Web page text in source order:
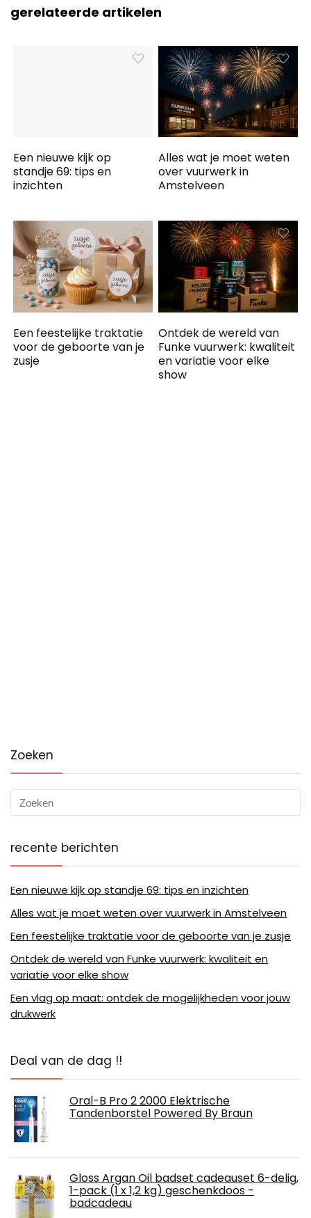
gerelateerde artikelen
Een nieuwe kijk op
standje 69: tips en
inzichten
Alles wat je moet weten
over vuurwerk in
Amstelveen
Een feestelijke traktatie
voor de geboorte van je
zusje
Ontdek de wereld van
Funke vuurwerk: kwaliteit
en variatie voor elke
show
Zoeken
recente berichten
Een nieuwe kijk op standje 69: tips en inzichten
Alles wat je moet weten over vuurwerk in Amstelveen
Een feestelijke traktatie voor de geboorte van je zusje
Ontdek de wereld van Funke vuurwerk: kwaliteit en
variatie voor elke show
Een vlag op maat: ontdek de mogelijkheden voor jouw
drukwerk
Deal van de dag !!
Oral-B Pro 2 2000 Elektrische
Tandenborstel Powered By Braun
Gloss Argan Oil badset cadeauset 6-delig,
1-pack (1 x 1,2 kg) geschenkdoos -
badcadeau